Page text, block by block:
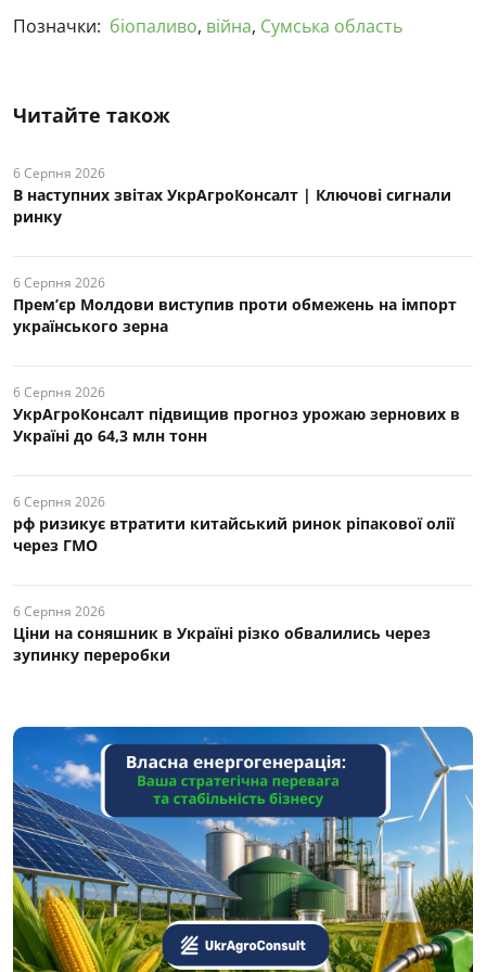
Позначки: біопаливо, війна, Сумська область
Читайте також
6 Серпня 2026
В наступних звітах УкрАгроКонсалт | Ключові cигнали
ринку
6 Серпня 2026
Прем’єр Молдови виступив проти обмежень на імпорт
українського зерна
6 Серпня 2026
УкрАгроКонсалт підвищив прогноз урожаю зернових в
Україні до 64,3 млн тонн
6 Серпня 2026
рф ризикує втратити китайський ринок ріпакової олії
через ГМО
6 Серпня 2026
Ціни на соняшник в Україні різко обвалились через
зупинку переробки